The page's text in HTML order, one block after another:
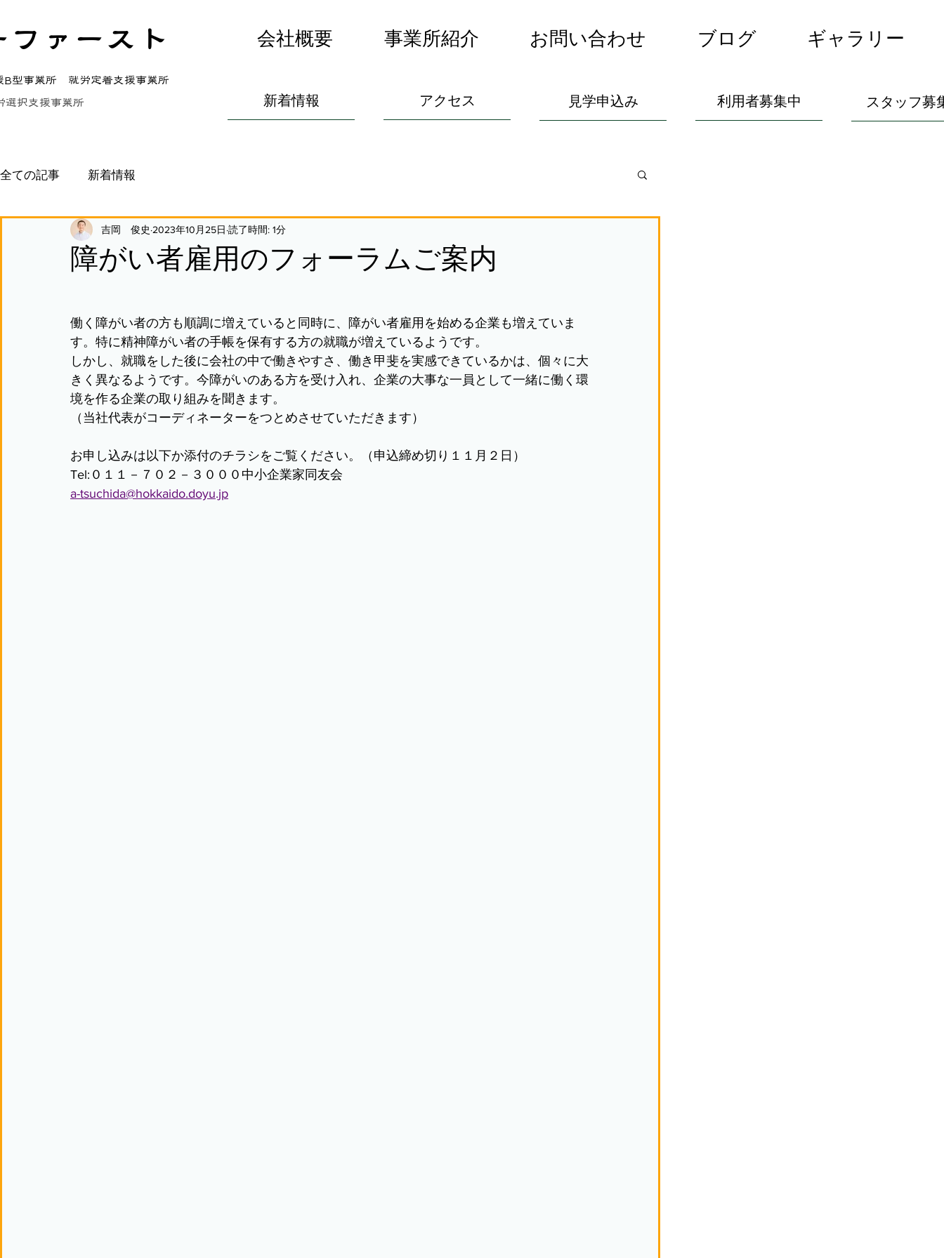
ァースト
型事業所 就労定着支援事業所
択支援事業所
会社概要 事業所紹介 お問い合わせ ブログ ギャラリー
新着情報 アクセス 見学申込み 利用者募集中 スタッフ募
全ての記事 新着情報
障がい者雇用のフォーラムご案内
吉岡 俊史 2023年10月25日 読了時間: 1分
働く障がい者の方も順調に増えていると同時に、障がい者雇用を始める企業も増えていま
す。特に精神障がい者の手帳を保有する方の就職が増えているようです。
しかし、就職をした後に会社の中で働きやすさ、働き甲斐を実感できているかは、個々に大
きく異なるようです。今障がいのある方を受け入れ、企業の大事な一員として一緒に働く環
境を作る企業の取り組みを聞きます。
（当社代表がコーディネーターをつとめさせていただきます）
お申し込みは以下か添付のチラシをご覧ください。（申込締め切り１１月２日）
Tel:０１１－７０２－３０００中小企業家同友会
a-tsuchida@hokkaido.doyu.jp